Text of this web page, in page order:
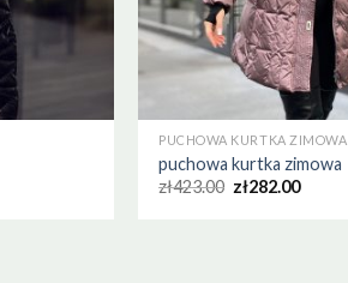
PUCHOWA KURTKA ZIMOWA
puchowa kurtka zimowa
zł423.00 zł282.00